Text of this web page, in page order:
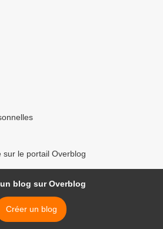
sur le portail Overblog
blog sur Overblog
Créer un blog